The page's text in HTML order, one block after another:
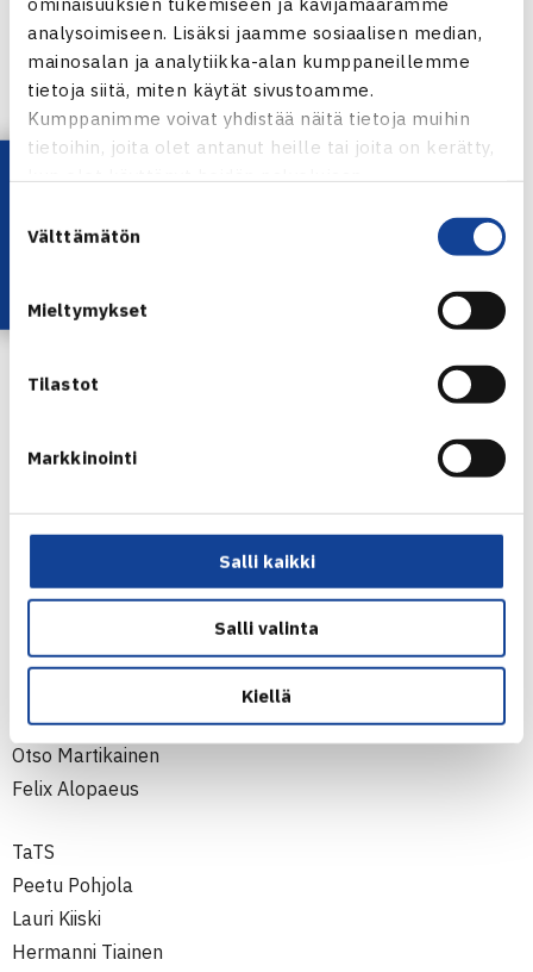
analysoimiseen. Lisäksi jaamme sosiaalisen median,
mainosalan ja analytiikka-alan kumppaneillemme
tietoja siitä, miten käytät sivustoamme.
Kumppanimme voivat yhdistää näitä tietoja muihin
tietoihin, joita olet antanut heille tai joita on kerätty,
valinta
Välttämätön
Mieltymykset
Tilastot
Markkinointi
Salli kaikki
Salli valinta
Kiellä
Annika Ali
Smash-Kotka
Fanny Norin
Venla Ahti
Miehet
Leo Stenlund
Lucas Eriksson
Ville-Petteri Ahti
Oskari Paldanius
Otso Martikainen
Felix Alopaeus
TaTS
Peetu Pohjola
Lauri Kiiski
Hermanni Tiainen
Lataa OmaTennis!